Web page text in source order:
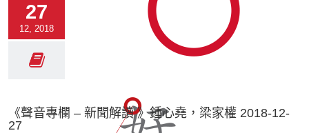
27
12, 2018
《聲音專欄 – 新聞解讀 》鍾心堯，梁家權 2018-12-
27